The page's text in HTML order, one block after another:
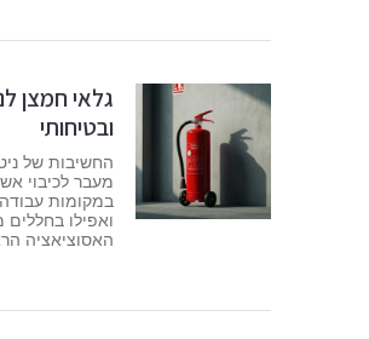
גלאי חמצן
ובטיחותי
החשיבות של
מעבר לכיבוי
במקומות
ואפילו בחללים
האסוציאציה